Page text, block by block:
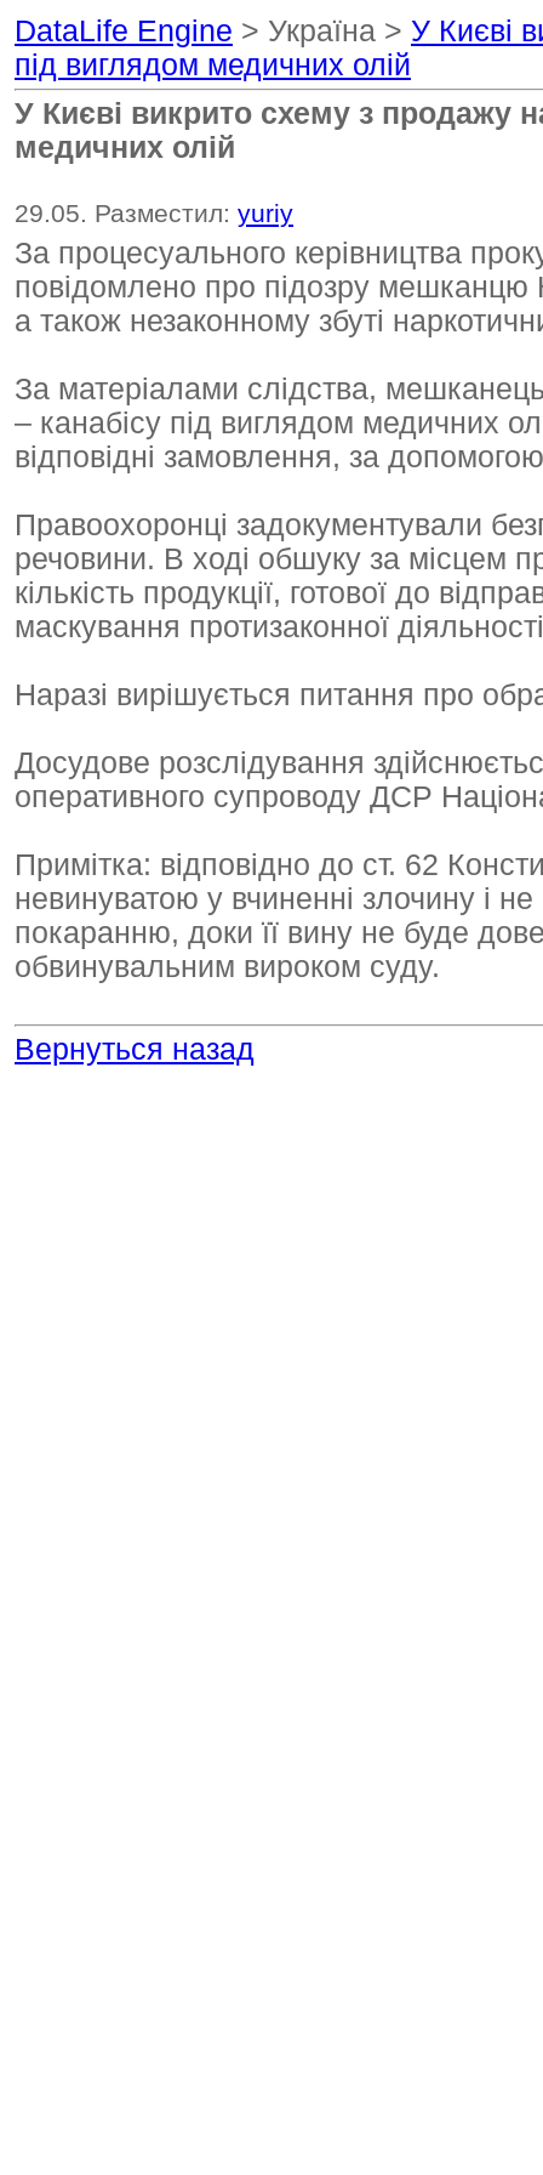
DataLife Engine > Україна > У Києві
під виглядом медичних олій
У Києві викрито схему з продажу
медичних олій
29.05. Разместил: yuriy
За процесуального керівництва
повідомлено про підозру мешканцю
а також незаконному збуті
За матеріалами слідства,
– канабісу під виглядом медичних
відповідні замовлення, за
Правоохоронці задокументували
речовини. В ході обшуку за місцем
кількість продукції, готової до
маскування протизаконної
Наразі вирішується питання про
Досудове розслідування
оперативного супроводу ДСР
Примітка: відповідно до ст. 62
невинуватою у вчиненні злочину і
покаранню, доки її вину не буде
обвинувальним вироком суду.
Вернуться назад